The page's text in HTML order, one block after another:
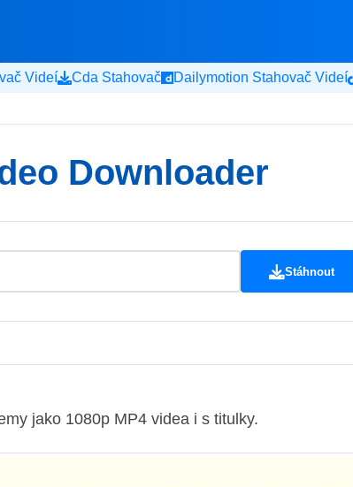
Videí Cda Stahovač Dailymotion Stahovač Videí
Downloader
Stáhnout
jako 1080p MP4 videa i s titulky.